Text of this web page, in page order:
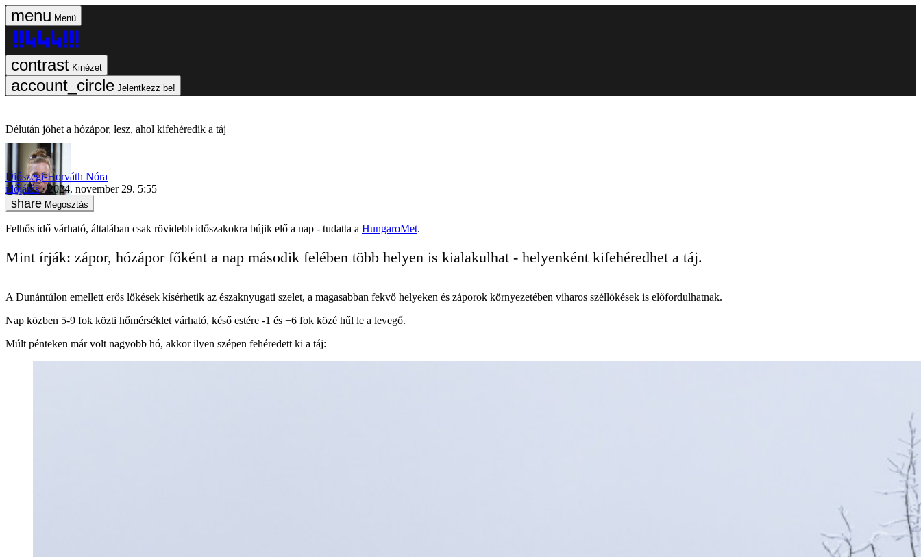
Menü
Kinézet
Jelentkezz be!
Délután jöhet a hózápor, lesz, ahol kifehéredik a táj
Diószegi-Horváth Nóra
időjárás
2024. november 29. 5:55
Megosztás
Felhős idő várható, általában csak rövidebb időszakokra bújik elő a nap - tudatta a HungaroMet.
Mint írják: zápor, hózápor főként a nap második felében több helyen is kialakulhat - helyenként kifehéredhet a táj.
A Dunántúlon emellett erős lökések kísérhetik az északnyugati szelet, a magasabban fekvő helyeken és záporok környezetében viharos széllökések is előfordulhatnak.
Nap közben 5-9 fok közti hőmérséklet várható, késő estére -1 és +6 fok közé hűl le a levegő.
Múlt pénteken már volt nagyobb hó, akkor ilyen szépen fehéredett ki a táj: